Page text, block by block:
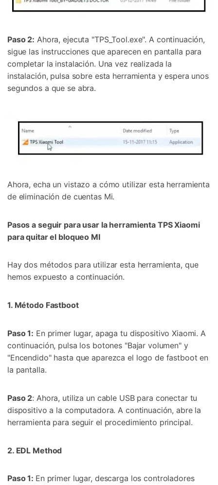
Paso 2: Ahora, ejecuta "TPS_Tool.exe". A continuación,
sigue las instrucciones que aparecen en pantalla para
completar la instalación. Una vez realizada la
instalación, pulsa sobre esta herramienta y espera unos
segundos a que se abra.
Ahora, echa un vistazo a cómo utilizar esta herramienta
de eliminación de cuentas Mi.
Pasos a seguir para usar la herramienta TPS Xiaomi
para quitar el bloqueo MI
Hay dos métodos para utilizar esta herramienta, que
hemos expuesto a continuación.
1. Método Fastboot
Paso 1: En primer lugar, apaga tu dispositivo Xiaomi. A
continuación, pulsa los botones "Bajar volumen" y
"Encendido" hasta que aparezca el logo de fastboot en
la pantalla.
Paso 2: Ahora, utiliza un cable USB para conectar tu
dispositivo a la computadora. A continuación, abre la
herramienta para seguir el procedimiento principal.
2. EDL Method
Paso 1: En primer lugar, descarga los controladores